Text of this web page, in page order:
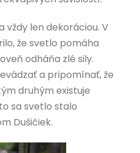
vždy len dekoráciou. V
že svetlo pomáha
odháňa zlé sily.
a pripomínať, že
druhým existuje
sa svetlo stalo
Dušičiek.